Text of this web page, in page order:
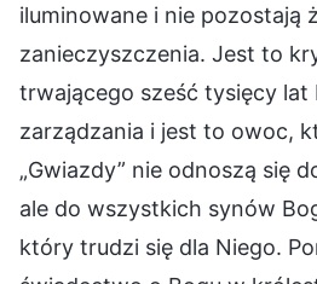
iluminowane i nie pozostają
zanieczyszczenia. Jest to
trwającego sześć tysięcy lat
zarządzania i jest to owoc,
„Gwiazdy” nie odnoszą się
ale do wszystkich synów
który trudzi się dla Niego.